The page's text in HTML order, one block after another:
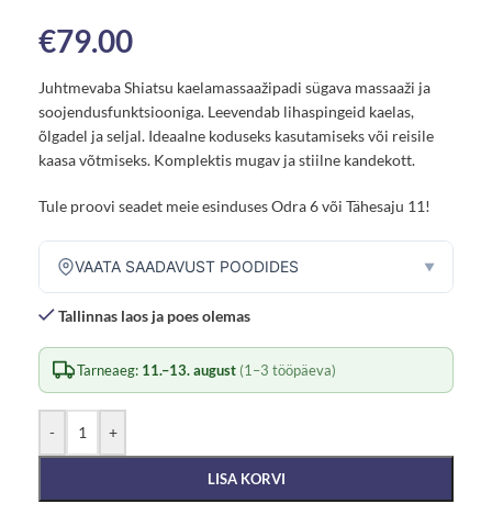
€79.00
Juhtmevaba Shiatsu kaelamassaažipadi sügava massaaži ja
soojendusfunktsiooniga. Leevendab lihaspingeid kaelas,
õlgadel ja seljal. Ideaalne koduseks kasutamiseks või reisile
kaasa võtmiseks. Komplektis mugav ja stiilne kandekott.
Tule proovi seadet meie esinduses Odra 6 või Tähesaju 11!
VAATA SAADAVUST POODIDES ▼
Tallinnas laos ja poes olemas
Tarneaeg: 11.–13. august (1–3 tööpäeva)
- +
LISA KORVI